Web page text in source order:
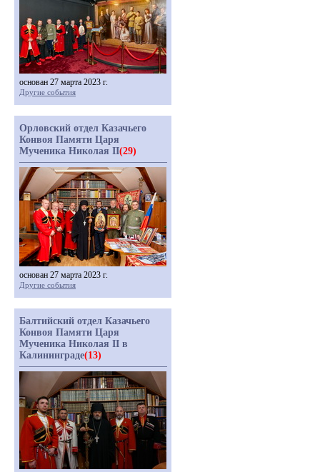
основан 27 марта 2023 г.
Другие события
Орловский отдел Казачьего
Конвоя Памяти Царя
Мученика Николая II(29)
основан 27 марта 2023 г.
Другие события
Балтийский отдел Казачьего
Конвоя Памяти Царя
Мученика Николая II в
Калининграде(13)